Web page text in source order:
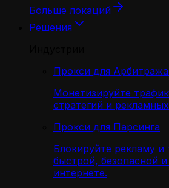
Больше локаций
Решения
Прокси для
Монетизируйте
стратегий и
Прокси для Парсинга
Блокируйте рекламу и
быстрой, безопасной
интернете.